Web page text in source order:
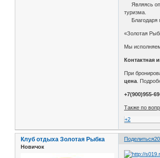
Являясь
туризма.
Благодаря
«Золотая
Мы
Контактная
При
цена .
+7(900)955-
Также по
+2
Поделиться
Клуб отдыха Золотая Рыбка
Новичок